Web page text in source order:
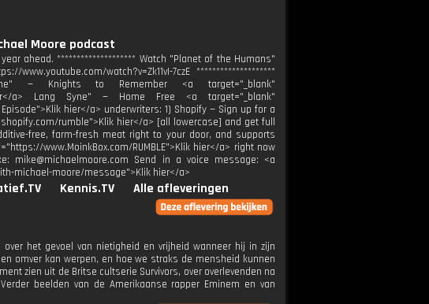
Moore podcast
ahead. ******************** Watch "⁠Planet of the Humans⁠"
watch?v=Zk11vI-7czE ********************
— Knights to Remember <a target="_blank"
hier</a> Lang Syne⁠" — Home Free <a target="_blank"
hier</a> underwriters: 1) Shopify — Sign up for a
rumble">Klik hier</a> [all lowercase] and get full
free, farm-fresh meat right to your door, and supports
www.MoinkBox.com/RUMBLE">Klik hier</a> right now
mike@michaelmoore.com Send in a voice message: <a
michael-moore/message">Klik hier</a>
Kennis.TV Alle afleveringen
het gevoel van nietigheid en vrijheid wanneer hij in zijn
omver kan werpen, en hoe we straks de mensheid kunnen
zien uit de Britse cultserie Survivors, over overlevenden na
beelden van de Amerikaanse rapper Eminem en van